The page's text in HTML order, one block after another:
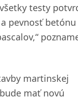
testy
pevnosť betónu
martinskej
mať novú